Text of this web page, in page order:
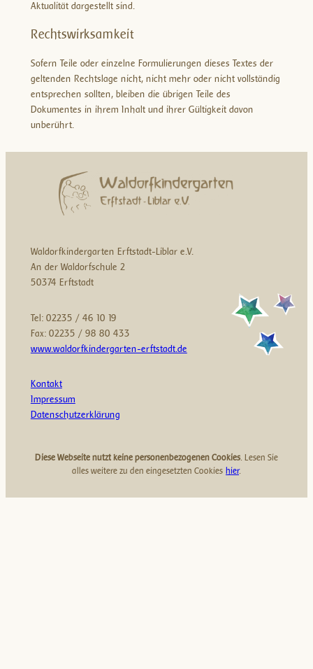
Aktualität dargestellt sind.
Rechtswirksamkeit
Sofern Teile oder einzelne Formulierungen dieses Textes der
geltenden Rechtslage nicht, nicht mehr oder nicht vollständig
entsprechen sollten, bleiben die übrigen Teile des
Dokumentes in ihrem Inhalt und ihrer Gültigkeit davon
unberührt.
Waldorfkindergarten Erftstadt-Liblar e.V.
An der Waldorfschule 2
50374 Erftstadt
Tel: 02235 / 46 10 19
Fax: 02235 / 98 80 433
www.waldorfkindergarten-erftstadt.de
Kontakt
Impressum
Datenschutzerklärung
Diese Webseite nutzt keine personenbezogenen Cookies. Lesen Sie
alles weitere zu den eingesetzten Cookies hier.